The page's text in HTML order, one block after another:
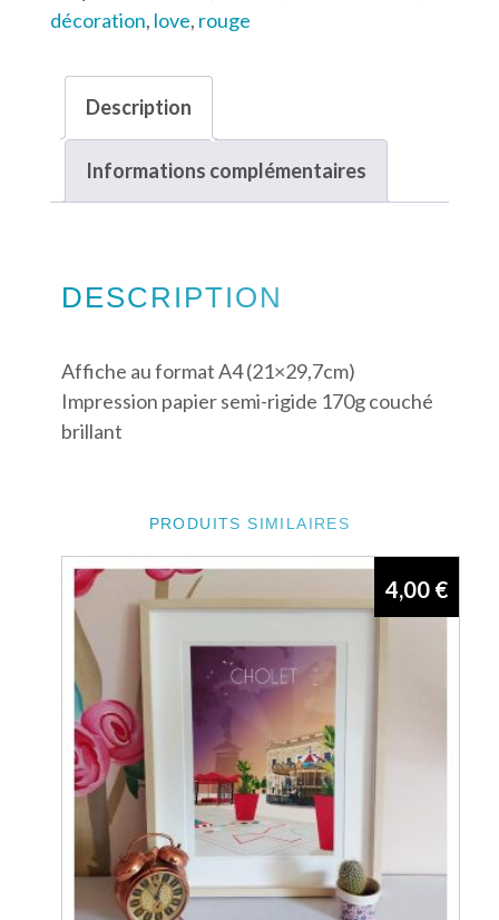
décoration, love, rouge
Description
Informations complémentaires
DESCRIPTION
Affiche au format A4 (21×29,7cm)
Impression papier semi-rigide 170g couché
brillant
PRODUITS SIMILAIRES
4,00 €